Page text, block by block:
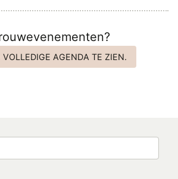
VOLLEDIGE AGENDA TE ZIEN.